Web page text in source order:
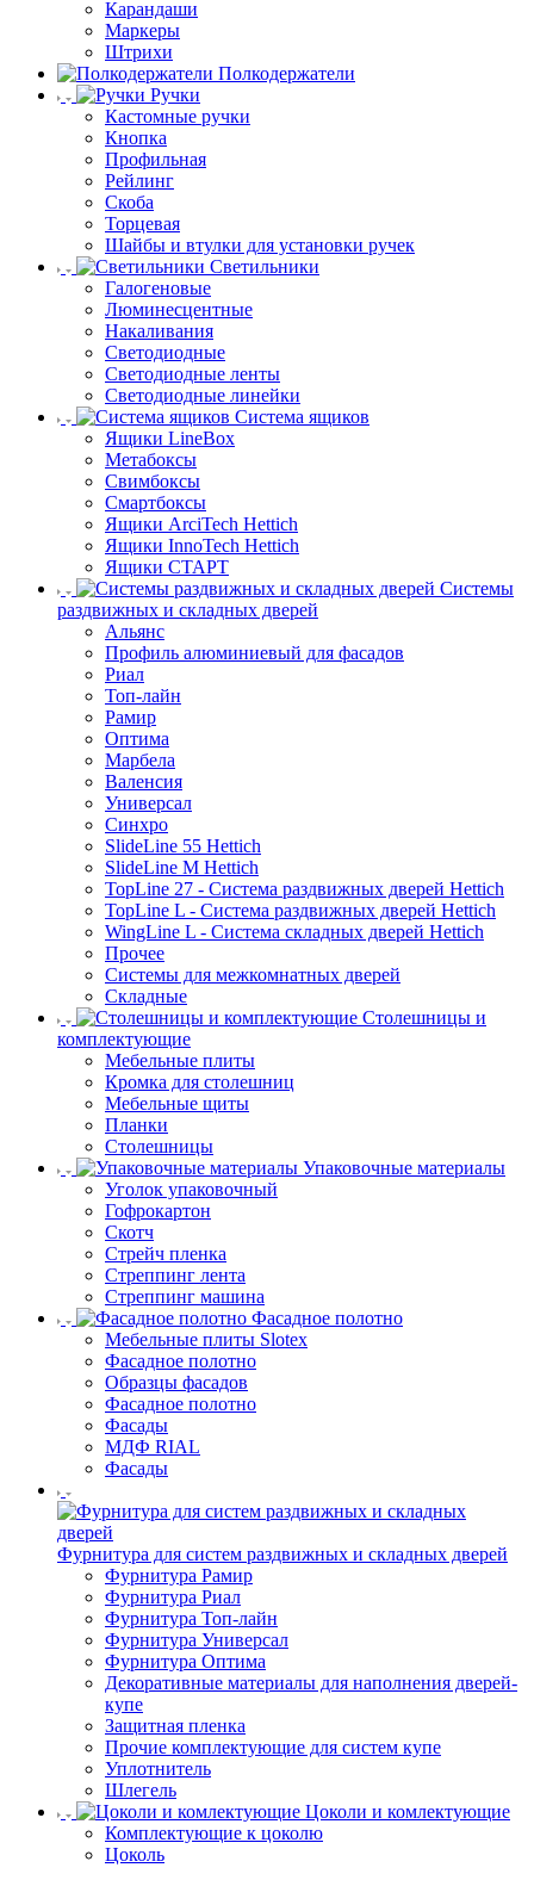
Карандаши
Маркеры
Штрихи
Полкодержатели
Ручки
Кастомные ручки
Кнопка
Профильная
Рейлинг
Скоба
Торцевая
Шайбы и втулки для установки ручек
Светильники
Галогеновые
Люминесцентные
Накаливания
Светодиодные
Светодиодные ленты
Светодиодные линейки
Система ящиков
Ящики LineBox
Метабоксы
Свимбоксы
Смартбоксы
Ящики ArciTech Hettich
Ящики InnoTech Hettich
Ящики СТАРТ
Системы
раздвижных и складных дверей
Альянс
Профиль алюминиевый для фасадов
Риал
Топ-лайн
Рамир
Оптима
Марбела
Валенсия
Универсал
Синхро
SlideLine 55 Hettich
SlideLine M Hettich
TopLine 27 - Система раздвижных дверей Hettich
TopLine L - Система раздвижных дверей Hettich
WingLine L - Система складных дверей Hettich
Прочее
Системы для межкомнатных дверей
Складные
Столешницы и
комплектующие
Мебельные плиты
Кромка для столешниц
Мебельные щиты
Планки
Столешницы
Упаковочные материалы
Уголок упаковочный
Гофрокартон
Скотч
Стрейч пленка
Стреппинг лента
Стреппинг машина
Фасадное полотно
Мебельные плиты Slotex
Фасадное полотно
Образцы фасадов
Фасадное полотно
Фасады
МДФ RIAL
Фасады
Фурнитура для систем раздвижных и складных дверей
Фурнитура Рамир
Фурнитура Риал
Фурнитура Топ-лайн
Фурнитура Универсал
Фурнитура Оптима
Декоративные материалы для наполнения дверей-
купе
Защитная пленка
Прочие комплектующие для систем купе
Уплотнитель
Шлегель
Цоколи и комлектующие
Комплектующие к цоколю
Цоколь